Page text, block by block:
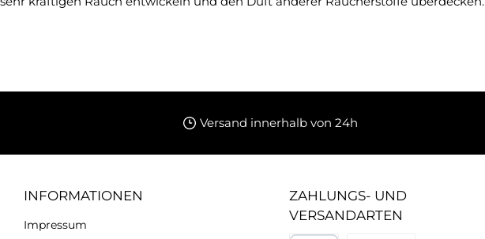
Versand innerhalb von 24h
INFORMATIONEN
Impressum
ZAHLUNGS- UND
VERSANDARTEN